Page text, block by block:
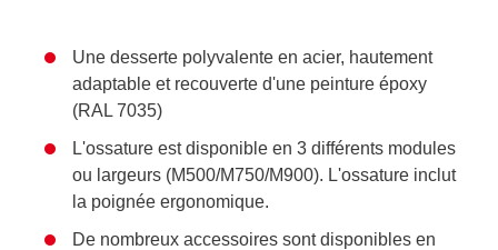
Une desserte polyvalente en acier, hautement
adaptable et recouverte d'une peinture époxy
(RAL 7035)
L'ossature est disponible en 3 différents modules
ou largeurs (M500/M750/M900). L'ossature inclut
la poignée ergonomique.
De nombreux accessoires sont disponibles en